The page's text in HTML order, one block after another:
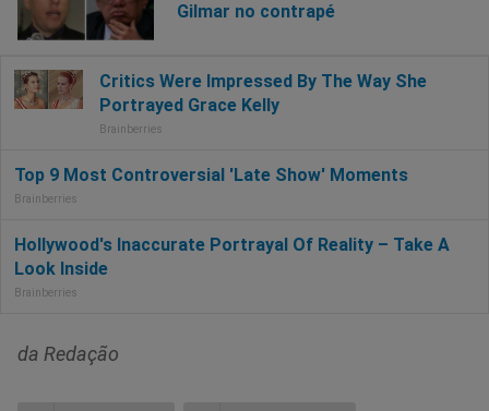
Gilmar no contrapé
da Redação